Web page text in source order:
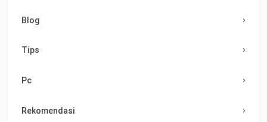
Blog
Tips
Pc
Rekomendasi